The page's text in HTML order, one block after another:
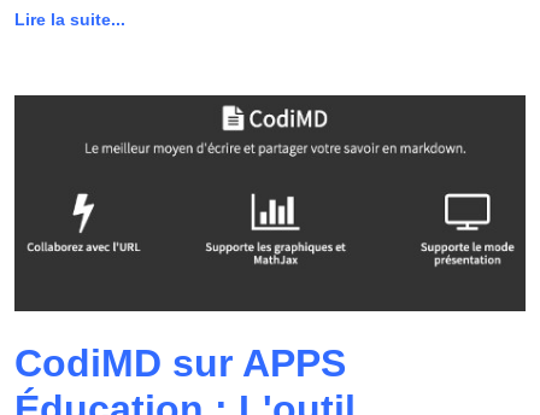
Lire la suite...
CodiMD sur APPS